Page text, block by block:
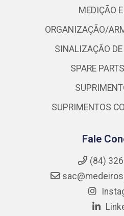
MEDIÇÃO
ORGANIZAÇÃO/
SINALIZAÇÃO
SPARE
SUPRIMENTOS
Fale
(84)